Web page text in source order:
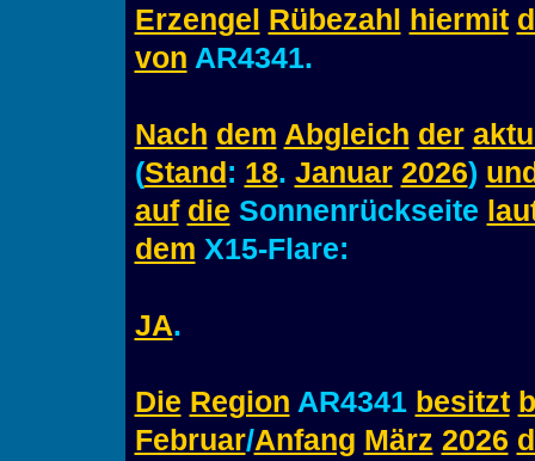
Erzengel Rübezahl hiermit
von AR4341.
Nach dem Abgleich der
(Stand : 18. Januar 2026)
auf die Sonnenrückseite
dem X15-Flare:
JA.
Die Region AR4341 besitzt
Februar/Anfang März 2026